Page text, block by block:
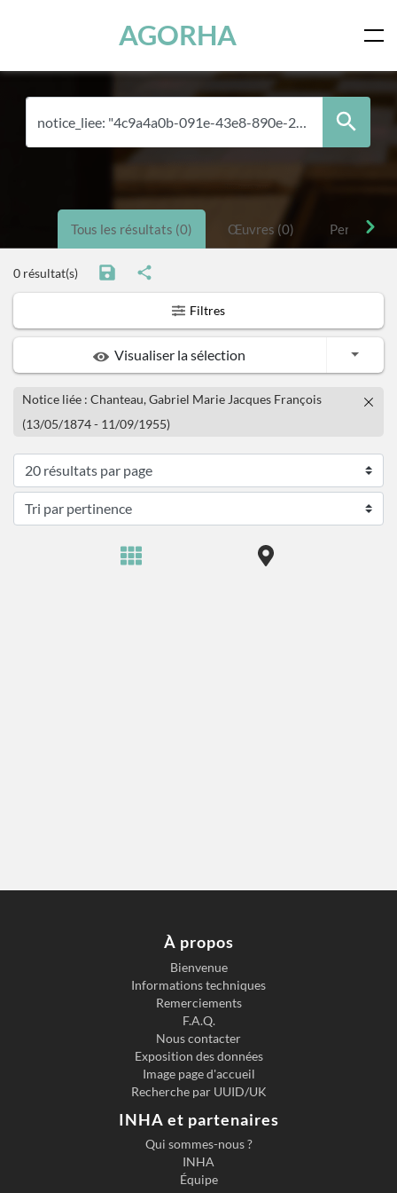
AGORHA
Tous les résultats (0) Œuvres (0) Personnes
0 résultat(s)
Filtres
Visualiser la sélection Toggle
Notice liée : Chanteau, Gabriel Marie Jacques François
(13/05/1874 - 11/09/1955)
À propos
Bienvenue
Informations techniques
Remerciements
F.A.Q.
Nous contacter
Exposition des données
Image page d'accueil
Recherche par UUID/UK
INHA et partenaires
Qui sommes-nous ?
INHA
Équipe